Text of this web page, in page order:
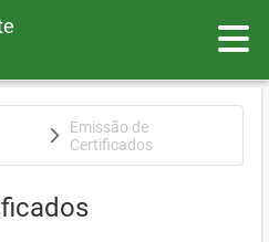
Emissão de
Certificados